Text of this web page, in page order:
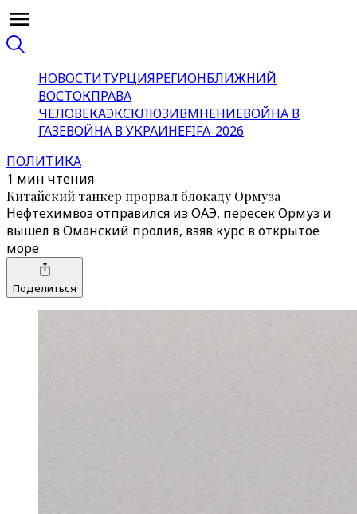
НОВОСТИТУРЦИЯРЕГИОНБЛИЖНИЙ
ВОСТОКПРАВА
ЧЕЛОВЕКАЭКСКЛЮЗИВМНЕНИЕВОЙНА В
ГАЗЕВОЙНА В УКРАИНЕFIFA-2026
ПОЛИТИКА
1 мин чтения
Китайский танкер прорвал блокаду Ормуза
Нефтехимвоз отправился из ОАЭ, пересек Ормуз и
вышел в Оманский пролив, взяв курс в открытое
море
Поделиться